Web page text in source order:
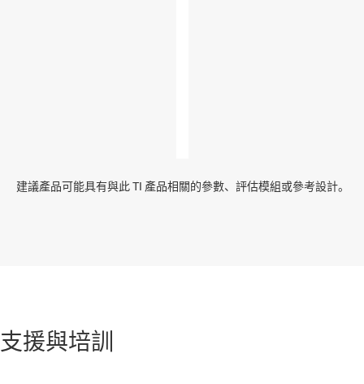
建議產品可能具有與此 TI 產品相關的參數、評估模組或參考設計。
支援與培訓